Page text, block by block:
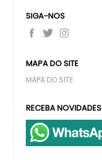
SIGA-NOS
MAPA DO SITE
MAPA DO SITE
RECEBA NOVIDADES